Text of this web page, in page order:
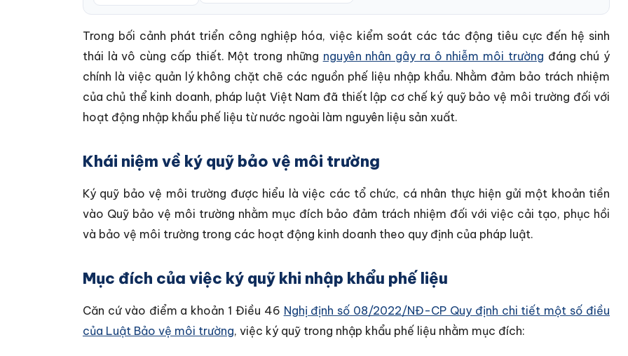
Trong bối cảnh phát triển công nghiệp hóa, việc kiểm soát các tác động tiêu cực đến hệ sinh
thái là vô cùng cấp thiết. Một trong những nguyên nhân gây ra ô nhiễm môi trường đáng chú ý
chính là việc quản lý không chặt chẽ các nguồn phế liệu nhập khẩu. Nhằm đảm bảo trách nhiệm
của chủ thể kinh doanh, pháp luật Việt Nam đã thiết lập cơ chế ký quỹ bảo vệ môi trường đối với
hoạt động nhập khẩu phế liệu từ nước ngoài làm nguyên liệu sản xuất.
Khái niệm về ký quỹ bảo vệ môi trường
Ký quỹ bảo vệ môi trường được hiểu là việc các tổ chức, cá nhân thực hiện gửi một khoản tiền
vào Quỹ bảo vệ môi trường nhằm mục đích bảo đảm trách nhiệm đối với việc cải tạo, phục hồi
và bảo vệ môi trường trong các hoạt động kinh doanh theo quy định của pháp luật.
Mục đích của việc ký quỹ khi nhập khẩu phế liệu
Căn cứ vào điểm a khoản 1 Điều 46 Nghị định số 08/2022/NĐ-CP Quy định chi tiết một số điều
của Luật Bảo vệ môi trường, việc ký quỹ trong nhập khẩu phế liệu nhằm mục đích: